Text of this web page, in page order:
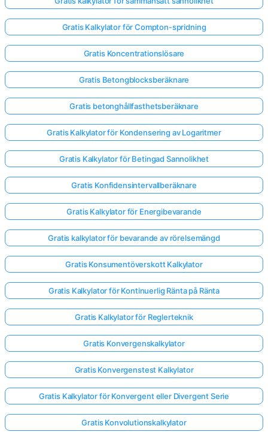
Gratis Kalkylator för Compton-spridning
Gratis Koncentrationslösare
Gratis Betongblocksberäknare
Gratis betonghållfasthetsberäknare
Gratis Kalkylator för Kondensering av Logaritmer
Gratis Kalkylator för Betingad Sannolikhet
Gratis Konfidensintervallberäknare
Gratis Kalkylator för Energibevarande
Gratis kalkylator för bevarande av rörelsemängd
Gratis Konsumentöverskott Kalkylator
Gratis Kalkylator för Kontinuerlig Ränta på Ränta
Gratis Kalkylator för Reglerteknik
Gratis Konvergenskalkylator
Gratis Konvergenstest Kalkylator
Gratis Kalkylator för Konvergent eller Divergent Serie
Gratis Konvolutionskalkylator